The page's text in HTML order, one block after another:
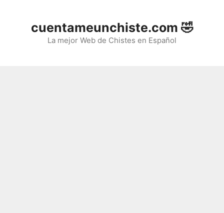
contenidocuentameunchiste.com 🤣
La mejor Web de Chistes en Español